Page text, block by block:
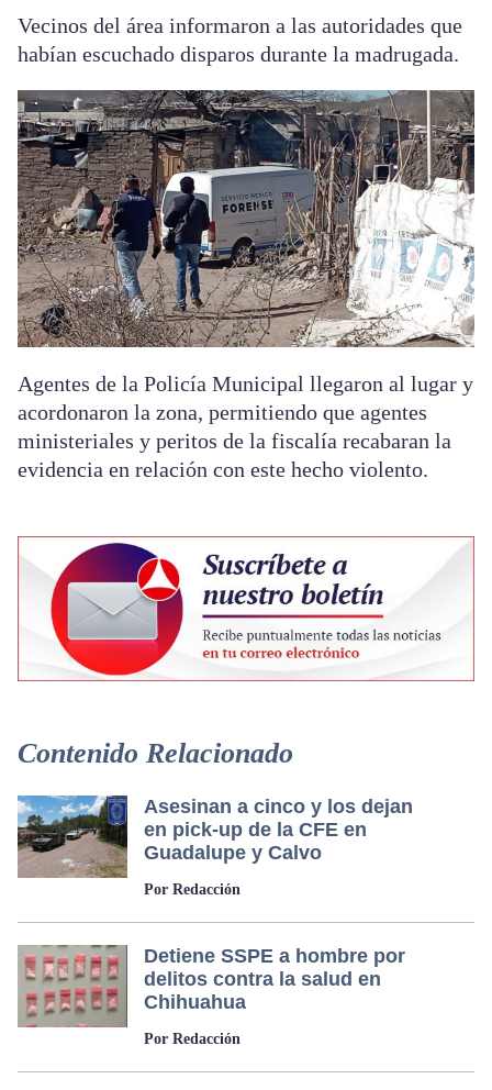
Vecinos del área informaron a las autoridades que
habían escuchado disparos durante la madrugada.
Agentes de la Policía Municipal llegaron al lugar y
acordonaron la zona, permitiendo que agentes
ministeriales y peritos de la fiscalía recabaran la
evidencia en relación con este hecho violento.
Contenido Relacionado
Asesinan a cinco y los dejan
en pick-up de la CFE en
Guadalupe y Calvo
Por Redacción
Detiene SSPE a hombre por
delitos contra la salud en
Chihuahua
Por Redacción